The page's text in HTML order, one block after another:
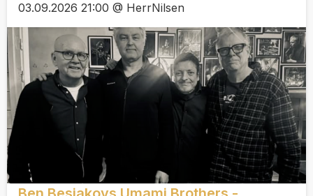
03.09.2026 21:00 @ HerrNilsen